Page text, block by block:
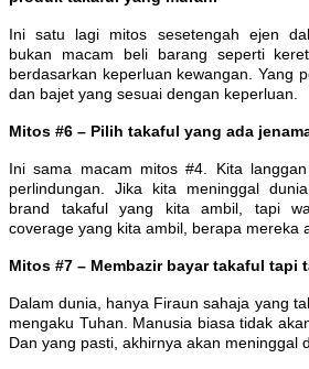
Ini satu lagi mitos sesetengah ejen
bukan macam beli barang seperti
berdasarkan keperluan kewangan. Yang
dan bajet yang sesuai dengan keperluan.
Mitos #6 – Pilih takaful yang ada
Ini sama macam mitos #4. Kita
perlindungan. Jika kita meninggal
brand takaful yang kita ambil, tapi
coverage yang kita ambil, berapa mereka
Mitos #7 – Membazir bayar takaful tapi
Dalam dunia, hanya Firaun sahaja yang
mengaku Tuhan. Manusia biasa tidak
Dan yang pasti, akhirnya akan meninggal